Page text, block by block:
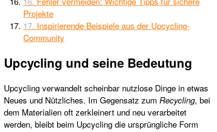
Projekte
Inspirierende Beispiele aus der Upcycling-
Community
Upcycling und seine Bedeutung
Upcycling verwandelt scheinbar nutzlose Dinge in etwas
Neues und Nützliches. Im Gegensatz zum Recycling, bei
dem Materialien oft zerkleinert und neu verarbeitet
werden, bleibt beim Upcycling die ursprüngliche Form